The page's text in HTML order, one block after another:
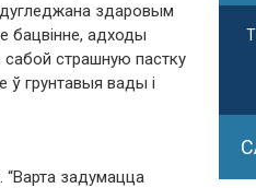
здаровым
бацвінне, адходы
сабой страшную пастку
ў грунтавыя вады і
“Варта задумацца